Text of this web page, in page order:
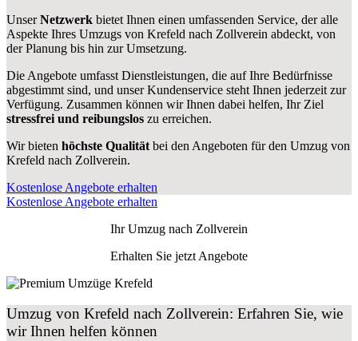
UnserNetzwerk bietet Ihnen einen umfassenden Service, der alle
Aspekte Ihres Umzugs von Krefeld nach Zollverein abdeckt, von
der Planung bis hin zur Umsetzung.
Die Angebote umfasst Dienstleistungen, die auf Ihre Bedürfnisse
abgestimmt sind, und unser Kundenservice steht Ihnen jederzeit zur
Verfügung. Zusammen können wir Ihnen dabei helfen, Ihr Ziel
stressfrei und reibungslos zu erreichen.
Wir bieten höchste Qualität bei den Angeboten für den Umzug von
Krefeld nach Zollverein.
Kostenlose Angebote erhalten
Kostenlose Angebote erhalten
Ihr Umzug nach Zollverein
Erhalten Sie jetzt Angebote
Umzug von Krefeld nach Zollverein: Erfahren Sie, wie
wir Ihnen helfen können